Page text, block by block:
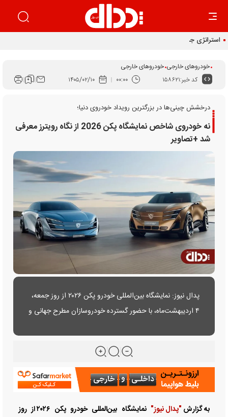
استراتژی جدید جنرال موتورز در چین
خودروهای خارجی خودروهای خارجی
کد خبر:۱۵۸۶۲۱ ۰۰:۰۰ ۱۴۰۵/۰۲/۱۰
درخشش چینی‌ها در بزرگترین رویداد خودروی دنیا؛
نه خودروی شاخص نمایشگاه پکن 2026 از نگاه رویترز معرفی
شد +تصاویر
پدال نیوز: نمایشگاه بین‌المللی خودرو پکن ۲۰۲۶ از روز جمعه،
۴ اردیبهشت‌ماه، با حضور گسترده خودروسازان مطرح جهانی و
به گزارش"پدال نیوز"
نمایشگاه بین‌المللی خودرو پکن ۲۰۲۶ از روز